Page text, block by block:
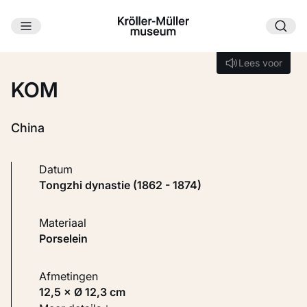
Ga naar hoofdinhoud
Lees voor
Lees voor
KOM
China
Datum
Tongzhi dynastie (1862 - 1874)
Materiaal
Porselein
Afmetingen
12,5 × Ø 12,3 cm